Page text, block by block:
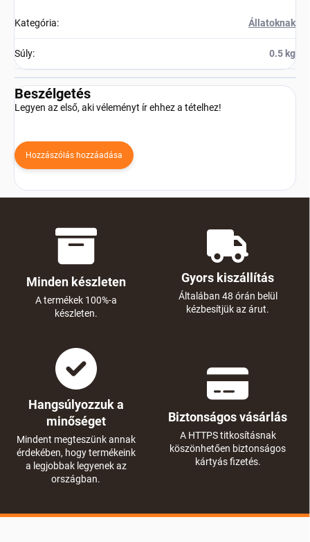
Kategória: Állatoknak
Súly: 0.5 kg
Beszélgetés
Legyen az első, aki véleményt ír ehhez a tételhez!
Hozzászólás hozzáadása
Minden készleten
A termékek 100%-a
készleten.
Gyors kiszállítás
Általában 48 órán belül
kézbesítjük az árut.
Hangsúlyozzuk a
minőséget
Mindent megteszünk annak
érdekében, hogy termékeink
a legjobbak legyenek az
országban.
Biztonságos vásárlás
A HTTPS titkosításnak
köszönhetően biztonságos
kártyás fizetés.